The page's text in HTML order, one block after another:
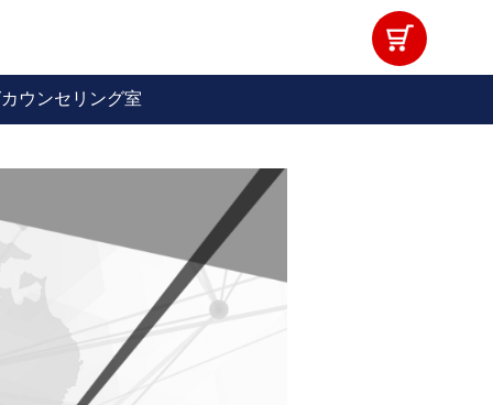
ウンセリング室